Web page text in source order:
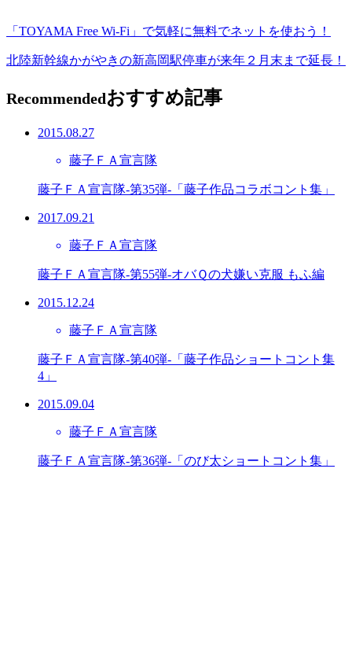
「TOYAMA Free Wi-Fi」で気軽に無料でネットを使おう！
北陸新幹線かがやきの新高岡駅停車が来年２月末まで延長！
Recommendedおすすめ記事
2015.08.27
藤子ＦＡ宣言隊
藤子ＦＡ宣言隊-第35弾-「藤子作品コラボコント集」
2017.09.21
藤子ＦＡ宣言隊
藤子ＦＡ宣言隊-第55弾-オバＱの犬嫌い克服 もふ編
2015.12.24
藤子ＦＡ宣言隊
藤子ＦＡ宣言隊-第40弾-「藤子作品ショートコント集
4」
2015.09.04
藤子ＦＡ宣言隊
藤子ＦＡ宣言隊-第36弾-「のび太ショートコント集」